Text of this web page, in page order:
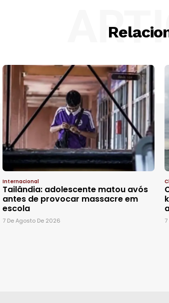
Internacional
Tailândia: adolescente matou avós
antes de provocar massacre em
escola
7 De Agosto De 2026